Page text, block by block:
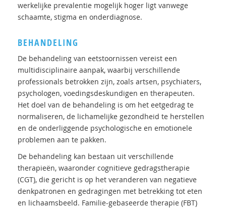
werkelijke prevalentie mogelijk hoger ligt vanwege
schaamte, stigma en onderdiagnose.
BEHANDELING
De behandeling van eetstoornissen vereist een
multidisciplinaire aanpak, waarbij verschillende
professionals betrokken zijn, zoals artsen, psychiaters,
psychologen, voedingsdeskundigen en therapeuten.
Het doel van de behandeling is om het eetgedrag te
normaliseren, de lichamelijke gezondheid te herstellen
en de onderliggende psychologische en emotionele
problemen aan te pakken.
De behandeling kan bestaan uit verschillende
therapieën, waaronder cognitieve gedragstherapie
(CGT), die gericht is op het veranderen van negatieve
denkpatronen en gedragingen met betrekking tot eten
en lichaamsbeeld. Familie-gebaseerde therapie (FBT)